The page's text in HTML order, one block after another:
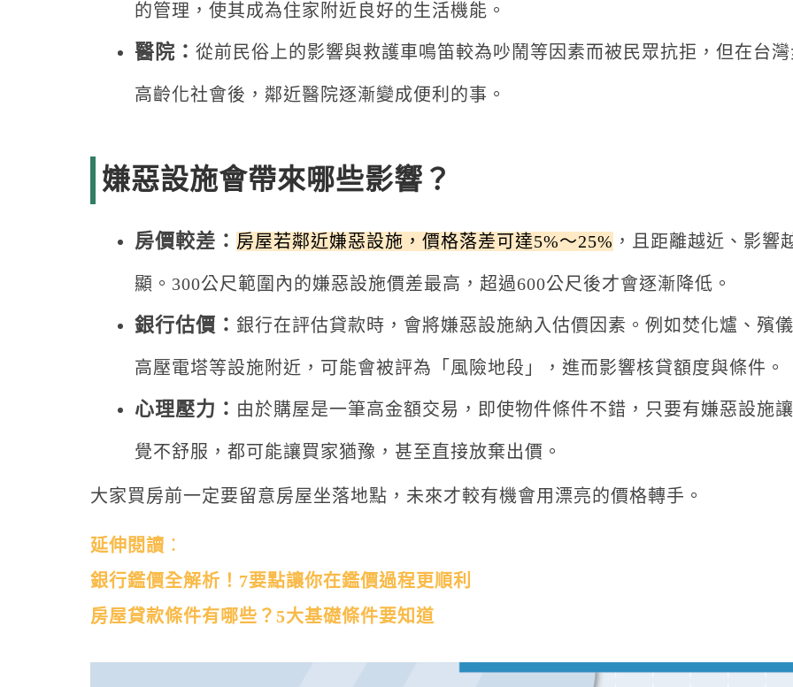
的管理，使其成為住家附近良好的生活機能。
醫院： 從前民俗上的影響與救護車鳴笛較為吵鬧等因素而被民眾抗拒，但在台灣
高齡化社會後，鄰近醫院逐漸變成便利的事。
嫌惡設施會帶來哪些影響？
房價較差： 房屋若鄰近嫌惡設施，價格落差可達5%～25% ，且距離越近、影響
顯。300公尺範圍內的嫌惡設施價差最高，超過600公尺後才會逐漸降低。
銀行估價： 銀行在評估貸款時，會將嫌惡設施納入估價因素。例如焚化爐、殯儀
高壓電塔等設施附近，可能會被評為「風險地段」，進而影響核貸額度與條件。
心理壓力： 由於購屋是一筆高金額交易，即使物件條件不錯，只要有嫌惡設施
覺不舒服，都可能讓買家猶豫，甚至直接放棄出價。
大家買房前一定要留意房屋坐落地點，未來才較有機會用漂亮的價格轉手。
延伸閱讀 ：
銀行鑑價全解析！7要點讓你在鑑價過程更順利
房屋貸款條件有哪些？5大基礎條件要知道